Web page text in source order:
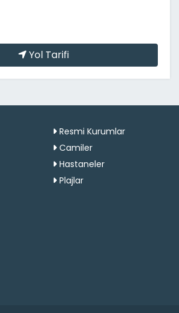
Yol Tarifi
Resmi Kurumlar
Camiler
Hastaneler
Plajlar